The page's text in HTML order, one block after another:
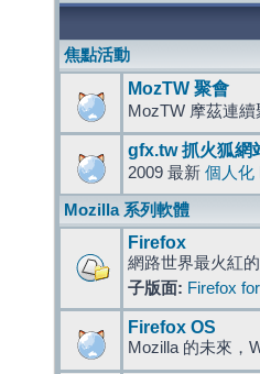
焦點活動
MozTW 聚會
MozTW 摩茲連
gfx.tw 抓火狐網
2009 最新 個人化
Mozilla 系列軟體
Firefox
網路世界最火紅
子版面: Firefox
Firefox OS
Mozilla 的未來，